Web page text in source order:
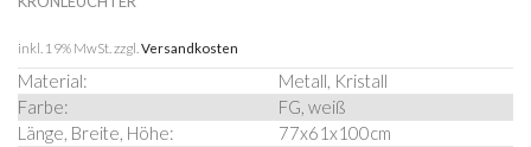
inkl. 19% MwSt. zzgl. Versandkosten
Material:
Metall, Kristall
Farbe:
FG, weiß
Länge, Breite, Höhe:
77x61x100cm